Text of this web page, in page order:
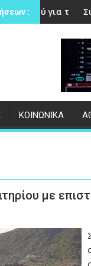
:
στην ΠέτραΚουφέλου
ΚΟΙΝΩΝΙΚΑ
με